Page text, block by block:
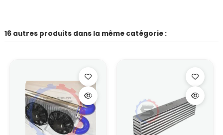
16 autres produits dans la même catégorie :